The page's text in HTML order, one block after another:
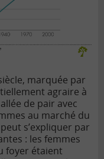
marquée par
agraire à
de pair avec
au marché du
s’expliquer par
: les femmes
foyer étaient